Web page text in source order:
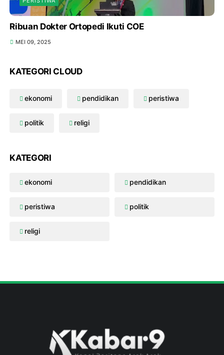
Ribuan Dokter Ortopedi Ikuti COE
MEI 09, 2025
KATEGORI CLOUD
ekonomi pendidikan peristiwa
politik religi
KATEGORI
ekonomi pendidikan
peristiwa politik
religi